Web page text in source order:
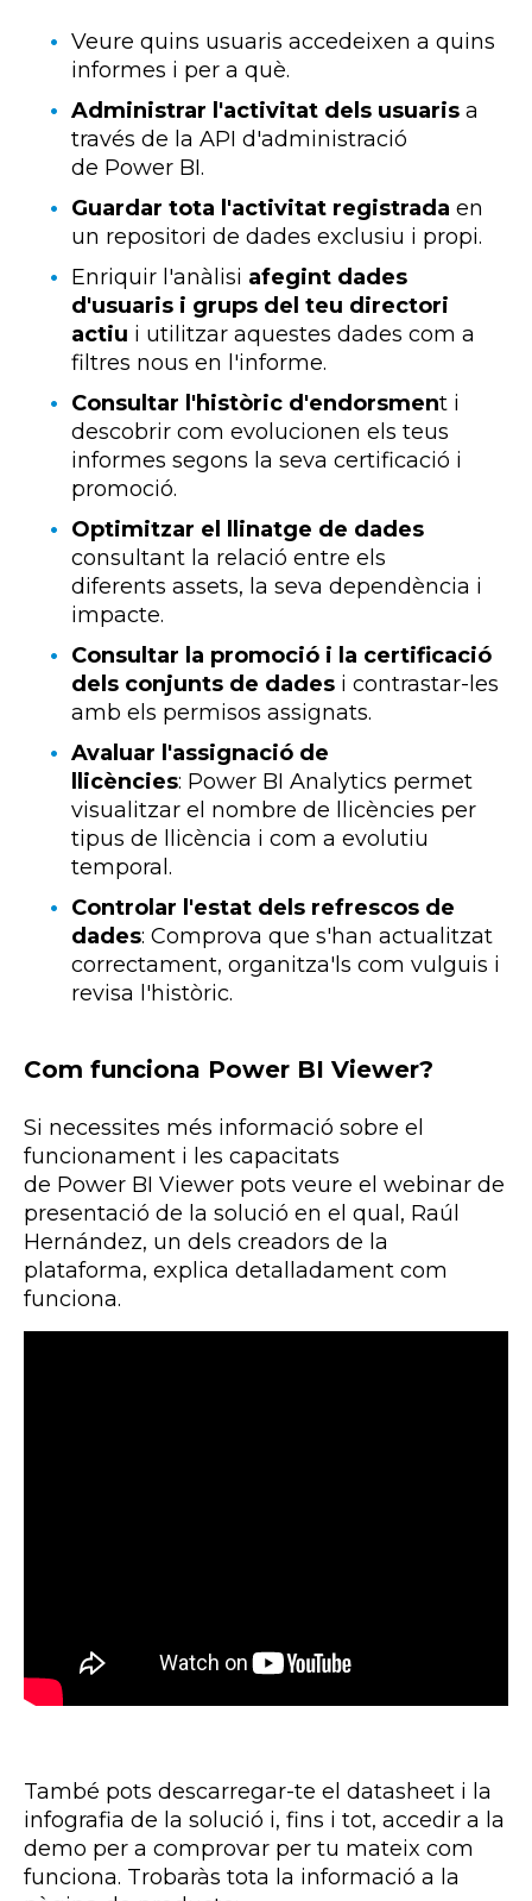
Veure quins usuaris accedeixen a quins
informes i per a què.
Administrar l'activitat dels usuaris a
través de la API d'administració
de Power BI.
Guardar tota l'activitat registrada en
un repositori de dades exclusiu i propi.
Enriquir l'anàlisi afegint dades
d'usuaris i grups del teu directori
actiu i utilitzar aquestes dades com a
filtres nous en l'informe.
Consultar l'històric d'endorsment i
descobrir com evolucionen els teus
informes segons la seva certificació i
promoció.
Optimitzar el llinatge de dades
consultant la relació entre els
diferents assets, la seva dependència i
impacte.
Consultar la promoció i la certificació
dels conjunts de dades i contrastar-les
amb els permisos assignats.
Avaluar l'assignació de
llicències: Power BI Analytics permet
visualitzar el nombre de llicències per
tipus de llicència i com a evolutiu
temporal.
Controlar l'estat dels refrescos de
dades: Comprova que s'han actualitzat
correctament, organitza'ls com vulguis i
revisa l'històric.
Com funciona Power BI Viewer?
Si necessites més informació sobre el
funcionament i les capacitats
de Power BI Viewer pots veure el webinar de
presentació de la solució en el qual, Raúl
Hernández, un dels creadors de la
plataforma, explica detalladament com
funciona.
També pots descarregar-te el datasheet i la
infografia de la solució i, fins i tot, accedir a la
demo per a comprovar per tu mateix com
funciona. Trobaràs tota la informació a la